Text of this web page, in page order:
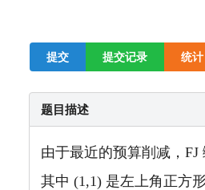
提交 提交记录 统计
题目描述
由于最近的预算削减，
其中 (1,1) 是左上角正方